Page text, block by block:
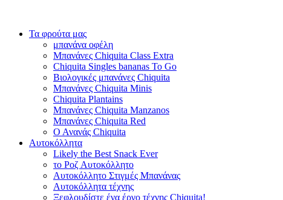
Τα φρούτα μας
μπανάνα οφέλη
Μπανάνες Chiquita Class Extra
Chiquita Singles bananas To Go
Βιολογικές μπανάνες Chiquita
Μπανάνες Chiquita Minis
Chiquita Plantains
Μπανάνες Chiquita Manzanos
Μπανάνες Chiquita Red
Ο Ανανάς Chiquita
Αυτοκόλλητα
Likely the Best Snack Ever
το Ροζ Αυτοκόλλητο
Αυτοκόλλητο Στιγμές Μπανάνας
Αυτοκόλλητα τέχνης
Ξεφλουδίστε ένα έργο τέχνης Chiquita!